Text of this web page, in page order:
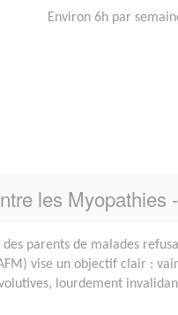
Environ 6h par
les Myopathies
parents de malades
vise un objectif clair :
lourdement